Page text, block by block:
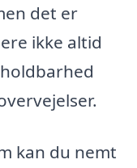
det er
ikke altid
kan du nemt